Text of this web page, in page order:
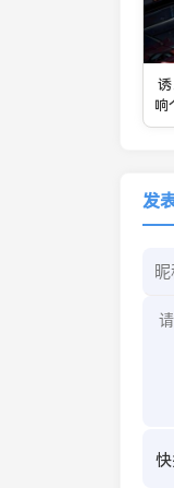
响
发
快